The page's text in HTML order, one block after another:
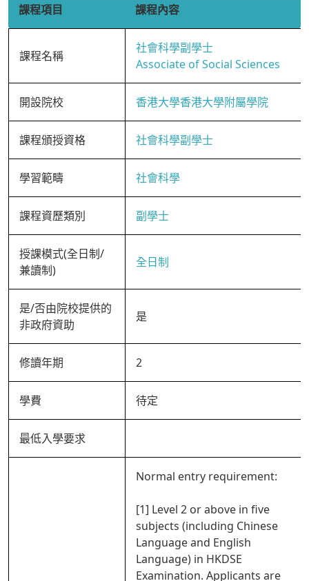
課程項目 課程內容
課程名稱
社會科學副學士
Associate of Social Sciences
開設院校 香港大學香港大學附屬學院
課程頒授資格 社會科學副學士
學習範疇 社會科學
課程資歷類別 副學士
授課模式(全日制/
兼讀制)
全日制
是/否由院校提供的
非政府資助
是
修讀年期 2
學費 待定
最低入學要求
Normal entry requirement:
[1] Level 2 or above in five
subjects (including Chinese
Language and English
Language) in HKDSE
Examination. Applicants are